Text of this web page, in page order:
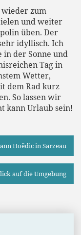
wieder zum
und weiter
üben. Der
idyllisch. Ich
in der Sonne und
Tag in
Wetter,
dem Rad kurz
So lassen wir
kann Urlaub sein!
Hoëdic in Sarzeau
auf die Umgebung